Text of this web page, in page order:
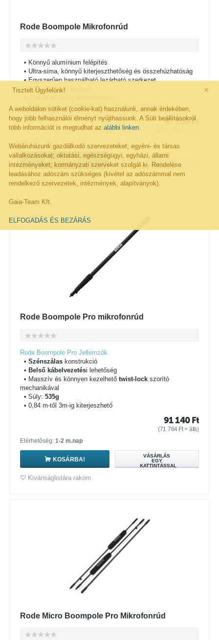
×
Tisztelt Ügyfelünk!
A weboldalon sütiket (cookie-kat) használunk, annak érdekében,
hogy jobb felhasználói élményt nyújthassunk. A Süti beállításokról
több információt is megtudhat az alábbi linken.
Webáruházunk gazdálkodó szervezeteket; egyéni- és társas
vállalkozásokat; oktatási, egészségügyi, egyházi, állami
intézményeket; kormányzati szerveket szolgál ki. Rendelése
leadásához adószám szükséges (kivétel az adószámmal nem
rendelkező szervezetek, intézmények, alapítványok).
Gaia-Team Kft.
ELFOGADÁS ÉS BEZÁRÁS
Rode Boompole Mikrofonrúd
• Könnyű alumínium felépítés
• Ultra-sima, könnyű kiterjeszthetőség és összehúzhatóság
• Egyszerűen használható lezárható szerkezet
• Súly: 950 g (5 részes)
• Felfogatás mikrofontartóhoz: 3/8"-16 külső menet
47 150 Ft
Elérhetőség: 1-2 m.nap
KOSÁRBA!
VÁSÁRLÁS
EGY
KATTINTÁSSAL
Kivánságlistára rakom
Rode Boompole Pro mikrofonrúd
Rode Boompole Pro Jellemzők
• Szénszálas konstrukció
• Belső kábelvezetési lehetőség
• Masszív és könnyen kezelhető twist-lock szorító
mechanikával
• Súly: 535g
• 0,84 m-től 3m-ig kiterjeszhető
91 140 Ft
(71 764 Ft+ áfa)
Elérhetőség: 1-2 m.nap
KOSÁRBA!
VÁSÁRLÁS
EGY
KATTINTÁSSAL
Kivánságlistára rakom
Rode Micro Boompole Pro Mikrofonrúd